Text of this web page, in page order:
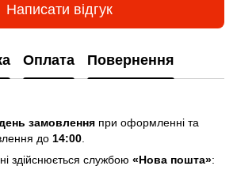
Написати відгук
Оплата Повернення
замовлення при оформленні та
до 14:00.
здійснюється службою «Нова пошта»: